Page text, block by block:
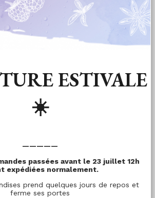
ESTIVALE
☀️
—————
passées avant le 23 juillet 12h
expédiées normalement.
prend quelques jours de repos et
ferme ses portes